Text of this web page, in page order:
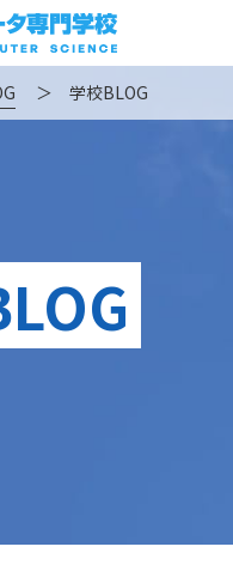
＞ 学校BLOG